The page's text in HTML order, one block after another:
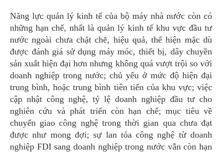
Năng lực quản lý kinh tế của bộ máy nhà nước còn có
những hạn chế, nhất là quản lý kinh tế khu vực đầu tư
nước ngoài chưa chặt chẽ, hiệu quả, thể hiện mặc dù
được đánh giá sử dụng máy móc, thiết bị, dây chuyền
sản xuất hiện đại hơn nhưng không quá vượt trội so với
doanh nghiệp trong nước; chủ yếu ở mức độ hiện đại
trung bình, hoặc trung bình tiên tiến của khu vực; việc
cập nhật công nghệ, tỷ lệ doanh nghiệp đầu tư cho
nghiên cứu và phát triển còn hạn chế; mục tiêu về
chuyển giao công nghệ trong thời gian qua chưa đạt
được như mong đợi; sự lan tỏa công nghệ từ doanh
nghiệp FDI sang doanh nghiệp trong nước vẫn còn hạn